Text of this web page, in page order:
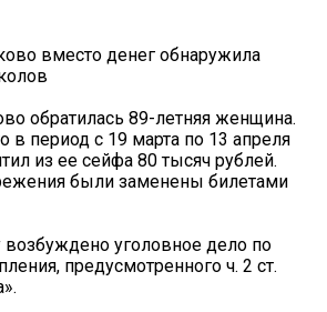
вместо денег обнаружила
обратилась 89-летняя женщина.
в период с 19 марта по 13 апреля
из ее сейфа 80 тысяч рублей.
были заменены билетами
уголовное дело по
предусмотренного ч. 2 ст.